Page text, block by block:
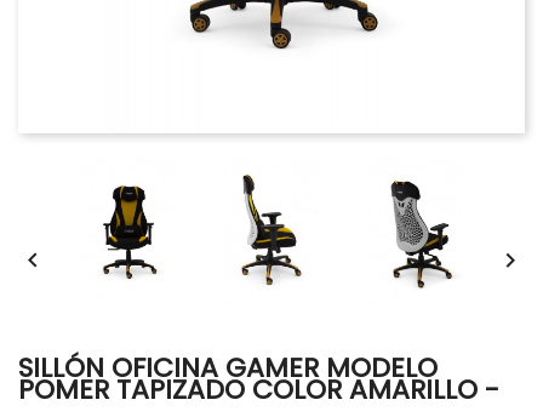
 
SILLÓN OFICINA GAMER MODELO
POMER TAPIZADO COLOR AMARILLO -